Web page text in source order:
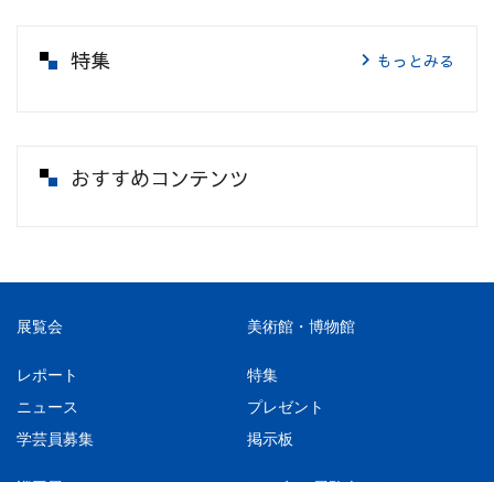
特集 もっとみる
おすすめコンテンツ
展覧会 美術館・博物館
レポート
特集
ニュース
プレゼント
学芸員募集
掲示板